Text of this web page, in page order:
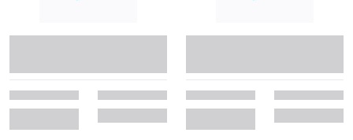
این کتاب مناسب چه کسانی است؟